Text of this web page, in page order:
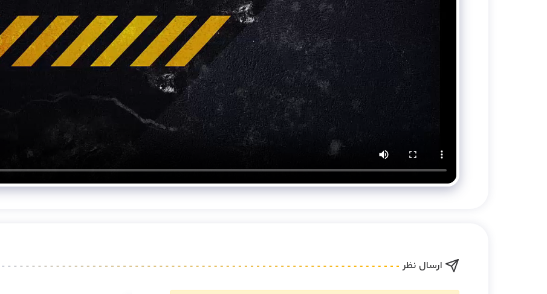
ارسال نظر